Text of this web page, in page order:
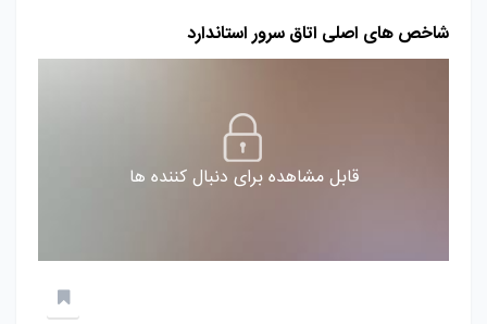
شاخص های اصلی اتاق سرور استاندارد
قابل مشاهده برای دنبال کننده ها